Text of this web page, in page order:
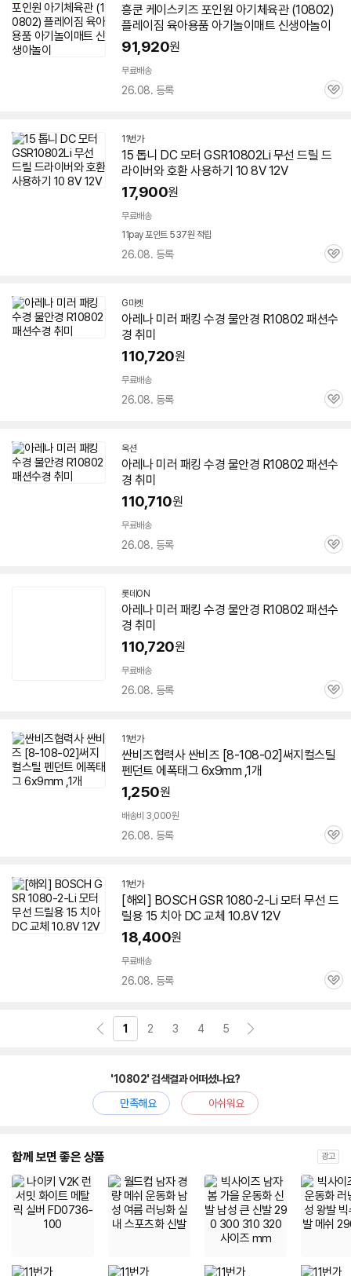
흥쿤 케이스키즈 포인원 아기체육관 (10802)
플레이짐 육아용품 아기놀이매트 신생아놀이
91,920원
무료배송
26.08. 등록
관
11번가
15 톱니 DC 모터 GSR10802Li 무선 드릴 드
라이버와 호환 사용하기 10 8V 12V
17,900원
무료배송
11pay 포인트 537원 적립
26.08. 등록
관
G마켓
아레나 미러 패킹 수경 물안경 R10802 패션수
경 취미
110,720원
무료배송
26.08. 등록
관
옥션
아레나 미러 패킹 수경 물안경 R10802 패션수
경 취미
110,710원
무료배송
26.08. 등록
관
롯데ON
아레나 미러 패킹 수경 물안경 R10802 패션수
경 취미
110,720원
무료배송
26.08. 등록
관
11번가
싼비즈협력사 싼비즈 [8-108-02]써지컬스틸
펜던트 에폭태그 6x9mm ,1개
1,250원
배송비 3,000원
26.08. 등록
관
11번가
[해외] BOSCH GSR1080-2-Li 모터 무선 드
릴용 15 치아 DC 교체 10.8V 12V
18,400원
무료배송
26.08. 등록
관
1 2 3 4 5
'10802' 검색결과 어떠셨나요?
만족해요
아쉬워요
함께 보면 좋은 상품 광고